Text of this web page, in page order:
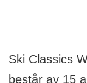
Ski Classics
består av 15